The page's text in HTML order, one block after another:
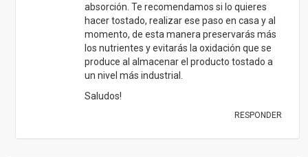
absorción. Te recomendamos si lo quieres
hacer tostado, realizar ese paso en casa y al
momento, de esta manera preservarás más
los nutrientes y evitarás la oxidación que se
produce al almacenar el producto tostado a
un nivel más industrial.
Saludos!
RESPONDER